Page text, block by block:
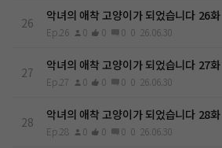
26 악녀의 애착 고양이가 되었습니다 26화
Ep.26 0 0 0 0 26.06.30
27 악녀의 애착 고양이가 되었습니다 27화
Ep.27 0 0 0 0 26.06.30
28 악녀의 애착 고양이가 되었습니다 28화
Ep.28 0 0 0 0 26.06.30